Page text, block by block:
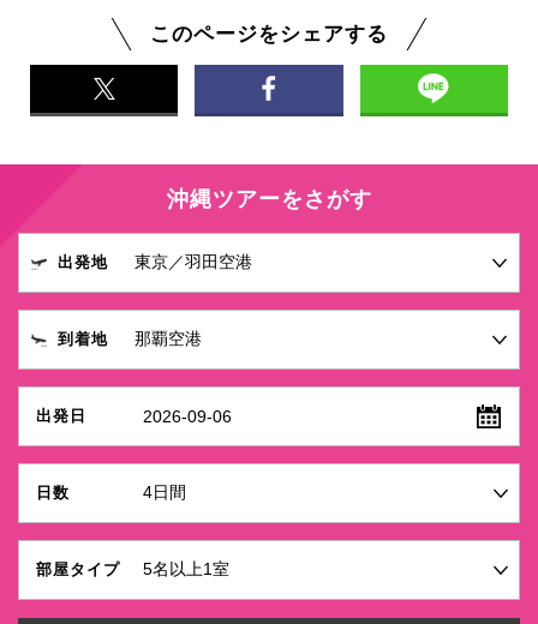
このページをシェアする
沖縄ツアーをさがす
出発地
到着地
出発日 2026-09-06
日数
部屋タイプ